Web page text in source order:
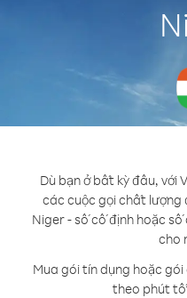
Dù bạn ở bất kỳ đâu, với
các cuộc gọi chất lượng
Niger - số cố định hoặc
cho
Mua gói tín dụng hoặc
theo phút